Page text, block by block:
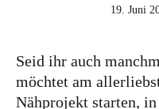
Tipps zur
Wir sagen
19. Juni
Seid ihr auch
möchtet am
Nähprojekt starten,